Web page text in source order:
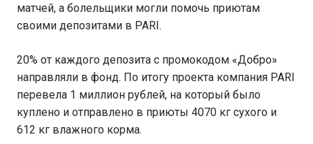
матчей, а болельщики могли помочь приютам
своими депозитами в PARI.
20% от каждого депозита с промокодом «Добро»
направляли в фонд. По итогу проекта компания PARI
перевела 1 миллион рублей, на который было
куплено и отправлено в приюты 4070 кг сухого и
612 кг влажного корма.